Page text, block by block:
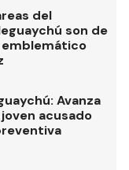
del
son de
emblemático
Avanza
acusado